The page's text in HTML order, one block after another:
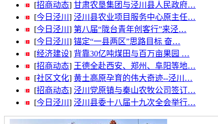
[招商动态] 甘肃农垦集团与泾川县人民政府…
[今日泾川 ] 泾川县农业项目服务中心原主任…
[今日泾川 ] 第八届“陇台青年创客行”来泾…
[今日泾川 ] 锚定“一县两区”思路目标 奋…
[经济建设] 背靠30亿吨煤田与百万亩果园 …
[招商动态] 王德全赴西安、郑州、阜阳等地…
[社区文化] 黄土高原孕育的伟大奇迹--泾川…
[招商动态] 泾川党原镇与秦山农牧公司签订…
[今日泾川 ] 泾川县委十八届十九次全会举行…